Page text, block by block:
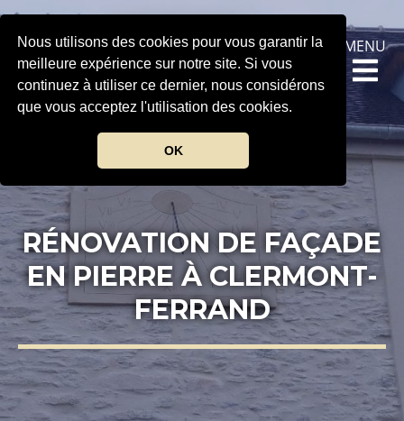
Nous utilisons des cookies pour vous garantir la
meilleure expérience sur notre site. Si vous
continuez à utiliser ce dernier, nous considérons
que vous acceptez l'utilisation des cookies.
OK
MENU
RÉNOVATION DE FAÇADE
EN PIERRE À CLERMONT-
FERRAND